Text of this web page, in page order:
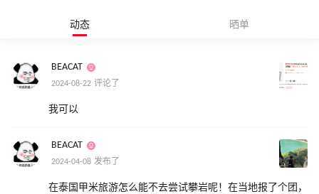
动态 晒单
BEACAT
2024-08-22 评论了
我可以
BEACAT
2024-04-08 发布了
在泰国甲米旅游怎么能不去尝试攀岩呢！在当地报了个团，